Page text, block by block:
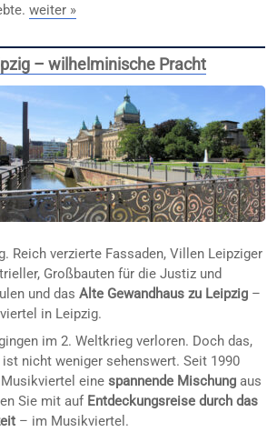
weiter »
– wilhelminische Pracht
Reich verzierte Fassaden, Villen Leipziger
Großbauten für die Justiz und
und das Alte Gewandhaus zu Leipzig–
in Leipzig.
im 2. Weltkrieg verloren. Doch das,
nicht weniger sehenswert. Seit 1990
eine spannende Mischungaus
Sie mit auf Entdeckungsreise durch das
– im Musikviertel.